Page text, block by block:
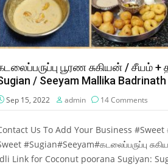
பூரண சுகியன் / சீயம்
/ Seeyam Mallika Badrinath
Sep 15, 2022 admin 14 Comments
Us To Add Your Business
#Sugian#Seeyam#கடலைப்பருப்பு
Link for Coconut poorana Sugiyan: